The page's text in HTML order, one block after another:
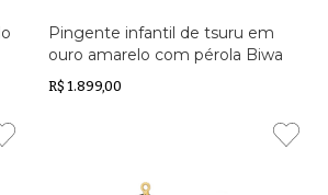
Pingente infantil de tsuru em
ouro amarelo com pérola Biwa
R$ 1.899,00